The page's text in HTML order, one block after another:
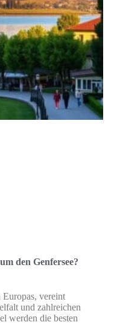
den Genfersee?
Europas, vereint
und zahlreichen
werden die besten